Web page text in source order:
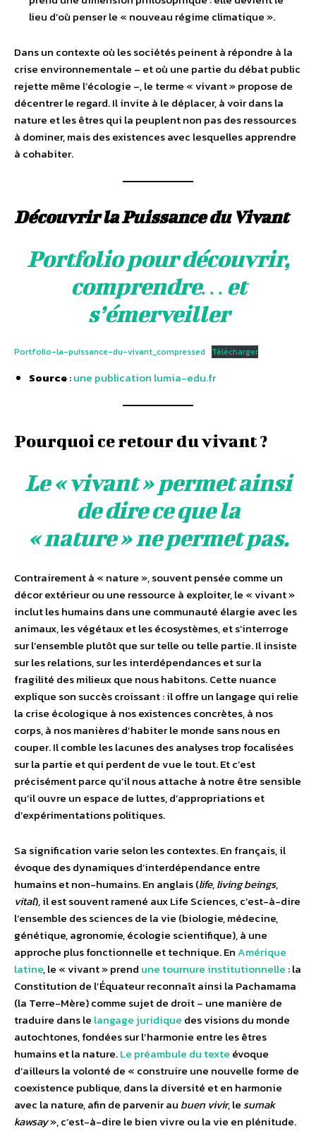
lieu d’où penser le « nouveau régime climatique ».
Dans un contexte où les sociétés peinent à répondre à la
crise environnementale – et où une partie du débat public
rejette même l’écologie –, le terme « vivant » propose de
décentrer le regard. Il invite à le déplacer, à voir dans la
nature et les êtres qui la peuplent non pas des ressources
à dominer, mais des existences avec lesquelles apprendre
à cohabiter.
Découvrir la Puissance du Vivant
Portfolio pour découvrir,
comprendre… et
s’émerveiller
Portfolio-la-puissance-du-vivant_compressed Télécharger
Source:une publication lumia-edu.fr
Pourquoi ce retour du vivant ?
Le « vivant » permet ainsi
de dire ce que la
« nature » ne permet pas.
Contrairement à « nature », souvent pensée comme un
décor extérieur ou une ressource à exploiter, le « vivant »
inclut les humains dans une communauté élargie avec les
animaux, les végétaux et les écosystèmes, et s’interroge
sur l’ensemble plutôt que sur telle ou telle partie. Il insiste
sur les relations, sur les interdépendances et sur la
fragilité des milieux que nous habitons. Cette nuance
explique son succès croissant : il offre un langage qui relie
la crise écologique à nos existences concrètes, à nos
corps, à nos manières d’habiter le monde sans nous en
couper. Il comble les lacunes des analyses trop focalisées
sur la partie et qui perdent de vue le tout. Et c’est
précisément parce qu’il nous attache à notre être sensible
qu’il ouvre un espace de luttes, d’appropriations et
d’expérimentations politiques.
Sa signification varie selon les contextes. En français, il
évoque des dynamiques d’interdépendance entre
humains et non-humains. En anglais (life,living beings,
vital), il est souvent ramené aux Life Sciences, c’est-à-dire
l’ensemble des sciences de la vie (biologie, médecine,
génétique, agronomie, écologie scientifique), à une
approche plus fonctionnelle et technique. EnAmérique
latine, le « vivant » prend une tournure institutionnelle : la
Constitution de l’Équateur reconnaît ainsi la Pachamama
(la Terre-Mère) comme sujet de droit – une manière de
traduire dans le langage juridique des visions du monde
autochtones, fondées sur l’harmonie entre les êtres
humains et la nature.Le préambule du texte évoque
d’ailleurs la volonté de « construire une nouvelle forme de
coexistence publique, dans la diversité et en harmonie
avec la nature, afin de parvenir au buen vivir, le sumak
kawsay», c’est-à-dire le bien vivre ou la vie en plénitude.